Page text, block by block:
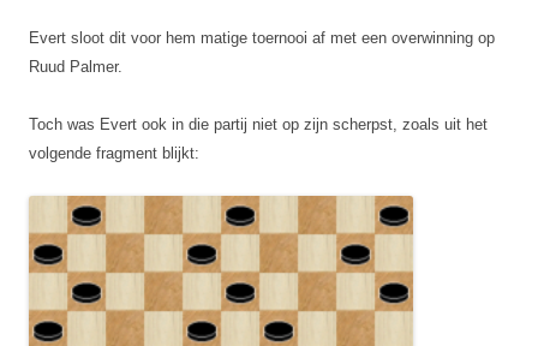
Evert sloot dit voor hem matige toernooi af met een overwinning op
Ruud Palmer.
Toch was Evert ook in die partij niet op zijn scherpst, zoals uit het
volgende fragment blijkt: